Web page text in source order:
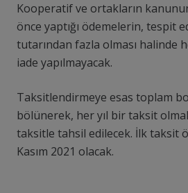
Kooperatif ve ortakların
önce yaptığı ödemelerin, tespit
tutarından fazla olması halinde
iade yapılmayacak.
Taksitlendirmeye esas toplam
bölünerek, her yıl bir taksit
taksitle tahsil edilecek. İlk taksit
Kasım 2021 olacak.